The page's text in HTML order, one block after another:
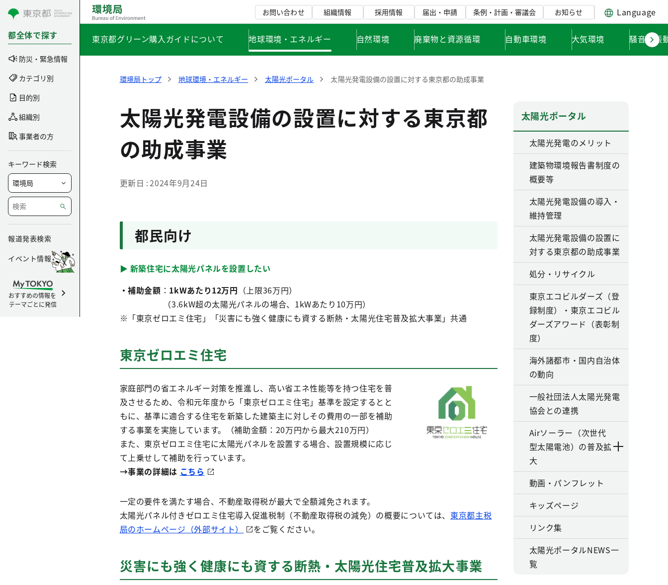
コンテンツにスキップ
都全体で探す
防災・緊急情報
カテゴリ別
目的別
組織別
事業者の方
キーワード検索
報道発表検索
イベント情報
おすすめの情報を
テーマごとに発信
お問い合わせ 組織情報 採用情報 届出・申請 条例・計画・審議会 お知らせ Language
東京都グリーン購入ガイドについて 地球環境・エネルギー 自然環境 廃棄物と資源循環 自動車環境 大気環境 騒音・振
環境局トップ 地球環境・エネルギー 太陽光ポータル 太陽光発電設備の設置に対する東京都の助成事業
太陽光発電設備の設置に対する東京都
の助成事業
更新日 2024年9月24日
都民向け
▶ 新築住宅に太陽光パネルを設置したい
・補助金額 ： 1kWあたり12万円 （上限36万円）
（3.6kW超の太陽光パネルの場合、1kWあたり10万円）
※「東京ゼロエミ住宅」「災害にも強く健康にも資する断熱・太陽光住宅普及拡大事業」共通
東京ゼロエミ住宅
家庭部門の省エネルギー対策を推進し、高い省エネ性能等を持つ住宅を普
及させるため、令和元年度から「東京ゼロエミ住宅」基準を設定するとと
もに、基準に適合する住宅を新築した建築主に対しその費用の一部を補助
する事業を実施しています。（補助金額：20万円から最大210万円）
また、東京ゼロエミ住宅に太陽光パネルを設置する場合、設置規模に応じ
て上乗せして補助を行っています。
→事業の詳細は こちら
一定の要件を満たす場合、不動産取得税が最大で全額減免されます。
太陽光パネル付きゼロエミ住宅導入促進税制（不動産取得税の減免）の概要については、 東京都主税
局のホームページ（外部サイト）
をご覧ください。
災害にも強く健康にも資する断熱・太陽光住宅普及拡大事業
太陽光ポータル
太陽光発電のメリット
建築物環境報告書制度の
概要等
太陽光発電設備の導入・
維持管理
太陽光発電設備の設置に
対する東京都の助成事業
処分・リサイクル
東京エコビルダーズ（登
録制度）・東京エコビル
ダーズアワード（表彰制
度）
海外諸都市・国内自治体
の動向
一般社団法人太陽光発電
協会との連携
Airソーラー（次世代
型太陽電池）の普及拡
大
動画・パンフレット
キッズページ
リンク集
太陽光ポータルNEWS一
覧